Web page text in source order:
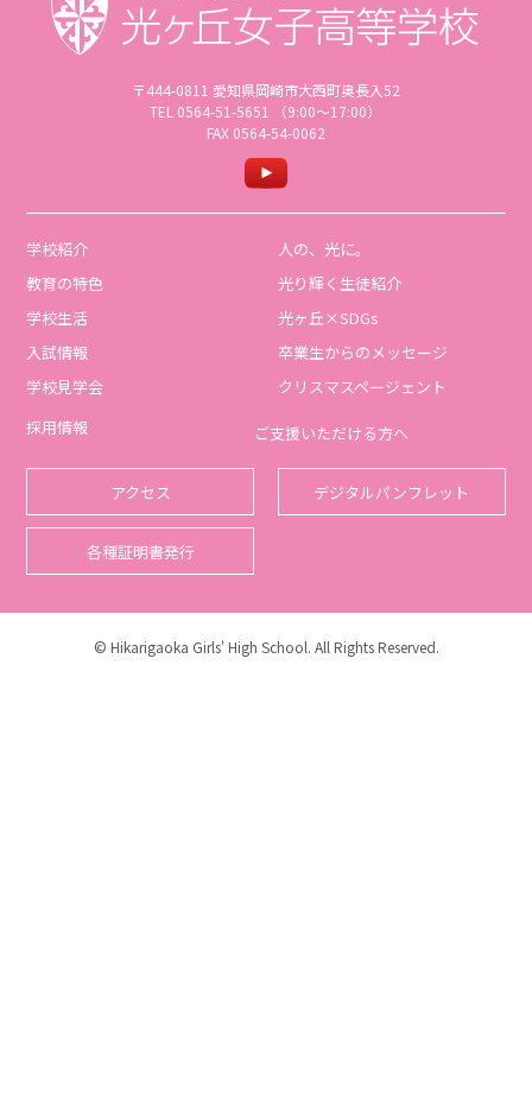
〒444-0811 愛知県岡崎市大西町奥長入52
TEL 0564-51-5651 （9:00〜17:00）
FAX 0564-54-0062
学校紹介
教育の特色
学校生活
入試情報
学校見学会
人の、光に。
光り輝く生徒紹介
光ヶ丘×SDGs
卒業生からのメッセージ
クリスマスページェント
採用情報
ご支援いただける方へ
アクセス デジタルパンフレット
各種証明書発行
© Hikarigaoka Girls' High School. All Rights Reserved.